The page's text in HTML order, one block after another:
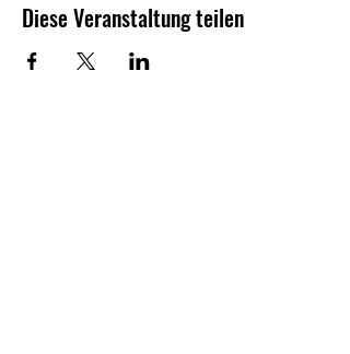
Diese Veranstaltung teilen